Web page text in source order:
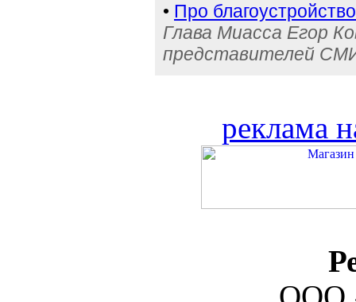
• Про
Глава Миасса Егор
представителей
реклама